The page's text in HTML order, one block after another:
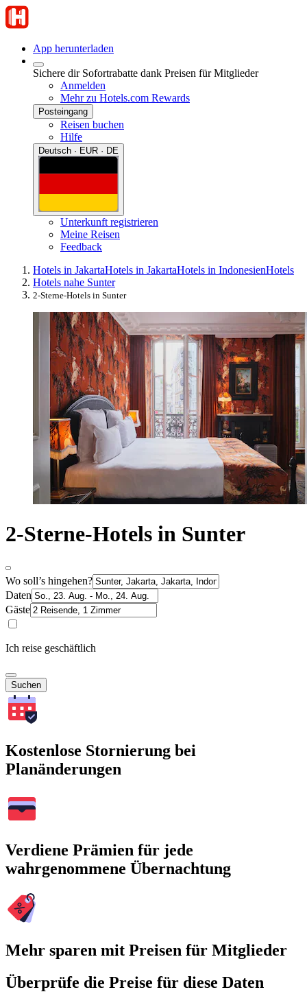
App herunterladen
Sichere dir Sofortrabatte dank Preisen für Mitglieder
Anmelden
Mehr zu Hotels.com Rewards
Posteingang
Reisen buchen
Hilfe
Deutsch · EUR · DE
Unterkunft registrieren
Meine Reisen
Feedback
Hotels in JakartaHotels in JakartaHotels in IndonesienHotels
Hotels nahe Sunter
2-Sterne-Hotels in Sunter
2-Sterne-Hotels in Sunter
Wo soll’s hingehen?
Daten
Gäste
Ich reise geschäftlich
Suchen
Kostenlose Stornierung bei
Planänderungen
Verdiene Prämien für jede
wahrgenommene Übernachtung
Mehr sparen mit Preisen für Mitglieder
Überprüfe die Preise für diese Daten